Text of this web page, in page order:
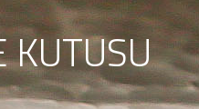
KUTUSU